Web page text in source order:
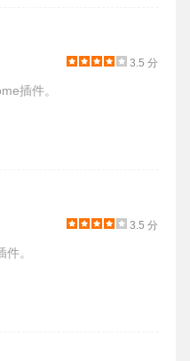
的服装给用户，选择
3.5 分
插件。
3.5 分
。